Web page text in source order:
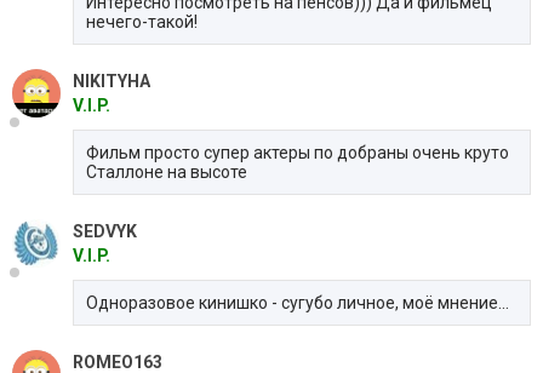
нечего-такой!
NIKITYHA
V.I.P.
Фильм просто супер актеры по добраны очень круто
Сталлоне на высоте
SEDVYK
V.I.P.
Одноразовое кинишко - сугубо личное, моё мнение...
ROMEO163